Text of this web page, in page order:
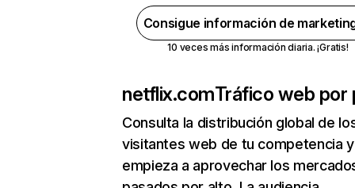
Consigue información de
10 veces más información diaria. ¡Gratis!
netflix.comTráfico web por
Consulta la distribución global de
visitantes web de tu competencia y
empieza a aprovechar los